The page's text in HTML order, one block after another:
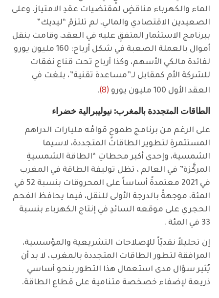
الماء والكهرباء مناقضٍ لمقتضيات عقدِ الامتياز. وعلى
الصعيدين الاقتصادي والمالي، لم تلتزمْ “ليديك”
ببرنامج الاستثمار المتفقِ عليه في العقد، وقامت بنقل
أموال بالعملة الصعبة في شكل أرباح: 160 مليون يورو
لفائدة مالكي الأسهم، وكذا أرباح تحت قناع نفقات
للشركة الأم كمقابل لـ”مساعدة تقنية”، بلغت في
العقد الأول 100 مليون يورو
(8)
.
الطاقات المتجددة بالمغرب: نيوليبرالية خضراء
على الرغم من برنامج طموحٍ قوامُه مليارات الدراهم
المستثمرةِ لتطوير الطاقات المتجددة، لاسيما
الشمسية، وإحدى أكبر محطاتِ “الطاقة الشمسيةِ
المركَّزة” في العالم ، تظل توليفة الطاقة في المغرب
في 2021 معتمدةً أساساً على المحروقات بنسبة 52 في
المئة، موجهةً بالدرجة الأولى للنقل، فيما يحافظ الفحم
الحجري على موقعه السائدِ في إنتاج الكهرباء بنسبة
33 في المئة .
إن تحليلاً نقديّاً للإصلاحات التشريعية والمؤسسية،
المرافقة لتطور الطاقات المتجددة بالمغرب، لا بد أن
يُثير سؤال مدى استعمال هذا التطور بنحو أساسي
ذريعة لإضفاء خصخصة متنامية على قطاع الطاقة.